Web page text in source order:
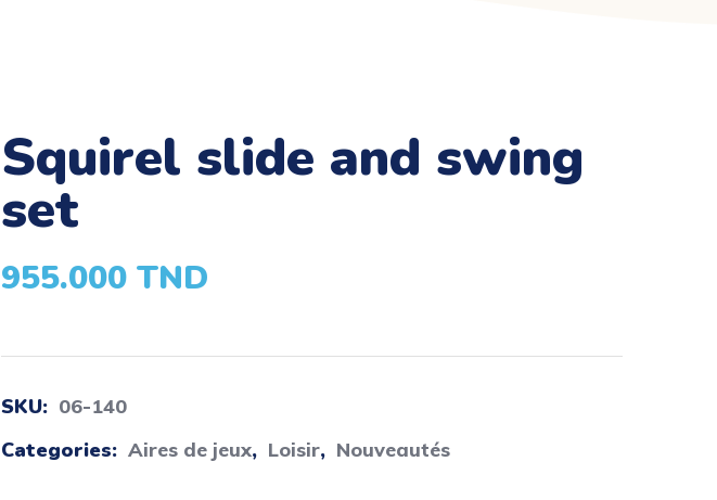
squirel slide and swing
set
955.000 TND
SKU: 06-140
Categories: Aires de jeux, Loisir, Nouveautés